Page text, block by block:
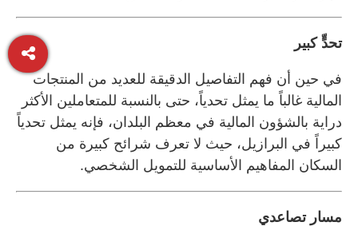
تحدٍّ كبير
في حين أن فهم التفاصيل الدقيقة للعديد من المنتجات
المالية غالباً ما يمثل تحدياً، حتى بالنسبة للمتعاملين الأكثر
دراية بالشؤون المالية في معظم البلدان، فإنه يمثل تحدياً
كبيراً في البرازيل، حيث لا تعرف شرائح كبيرة من
السكان المفاهيم الأساسية للتمويل الشخصي.
مسار تصاعدي